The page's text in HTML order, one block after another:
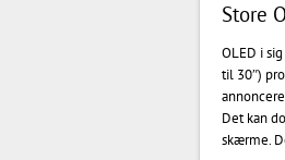
Store
OLED i
til 30″)
Det kan
skærme.